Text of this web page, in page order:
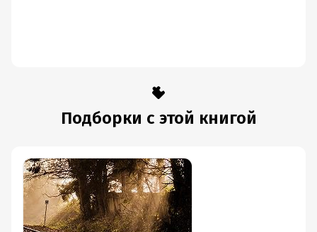
Подборки с этой книгой